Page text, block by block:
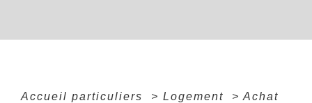
Accueil particuliers > Logement > Achat